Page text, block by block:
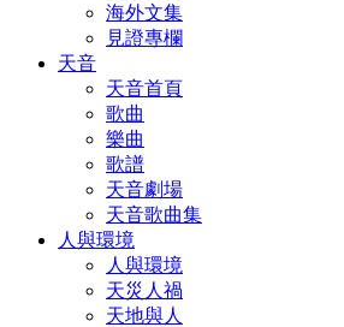
海外文集
見證專欄
天音
天音首頁
歌曲
樂曲
歌譜
天音劇場
天音歌曲集
人與環境
人與環境
天災人禍
天地與人